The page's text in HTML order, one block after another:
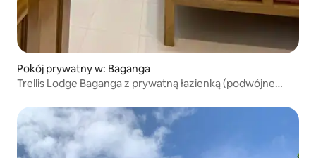
Pokój prywatny w: Baganga
Trellis Lodge Baganga z prywatną łazienką (podwójne